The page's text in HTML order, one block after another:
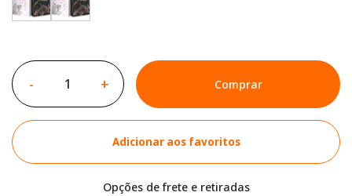
- + Comprar
Adicionar aos favoritos
Opções de frete e retiradas